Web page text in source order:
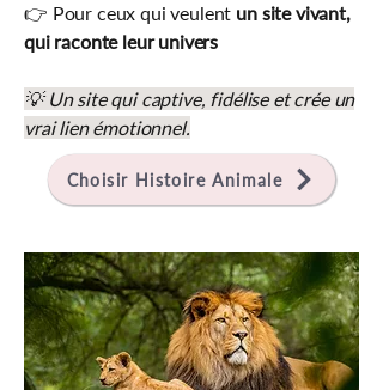
👉 Pour ceux qui veulent un site vivant,
qui raconte leur univers
💡 Un site qui captive, fidélise et crée un
vrai lien émotionnel.
Choisir Histoire Animale